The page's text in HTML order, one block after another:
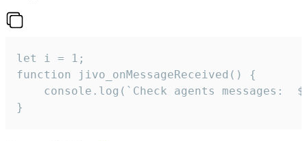
let i = 1;
function jivo_onMessageReceived() {
}